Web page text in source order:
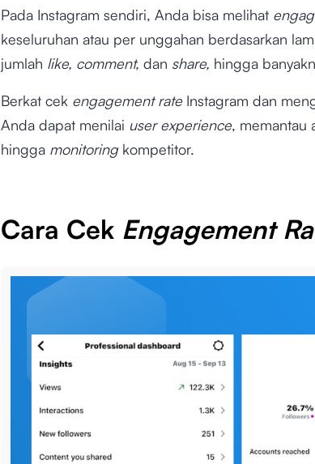
Pada Instagram sendiri, Anda bisa melihat
keseluruhan atau per unggahan berdasarkan
jumlah like, comment, dan share, hingga
Berkat cek engagement rate Instagram dan
Anda dapat menilai user experience, memantau
hingga monitoringkompetitor.
Cara Cek Engagement